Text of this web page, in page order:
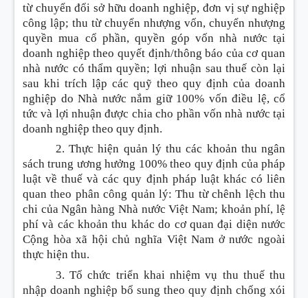
từ chuyển đổi sở hữu doanh nghiệp, đơn vị sự nghiệp
công lập; thu từ chuyển nhượng vốn, chuyển nhượng
quyền mua cổ phần, quyền góp vốn nhà nước tại
doanh nghiệp theo quyết định/thông báo của cơ quan
nhà nước có thẩm quyền; lợi nhuận sau thuế còn lại
sau khi trích lập các quỹ theo quy định của doanh
nghiệp do Nhà nước nắm giữ 100% vốn điều lệ, cổ
tức và lợi nhuận được chia cho phần vốn nhà nước tại
doanh nghiệp theo quy định.
2. Thực hiện quản lý thu các khoản thu ngân
sách trung ương hưởng 100% theo quy định của pháp
luật về thuế và các quy định pháp luật khác có liên
quan theo phân công quản lý: Thu từ chênh lệch thu
chi của Ngân hàng Nhà nước Việt Nam; khoản phí, lệ
phí và các khoản thu khác do cơ quan đại diện nước
Cộng hòa xã hội chủ nghĩa Việt Nam ở nước ngoài
thực hiện thu.
3. Tổ chức triển khai nhiệm vụ thu thuế thu
nhập doanh nghiệp bổ sung theo quy định chống xói